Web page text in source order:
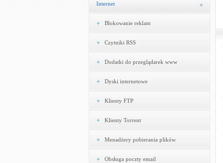
Internet
Blokowanie reklam
Czytniki RSS
Dodatki do przeglądarek www
Dyski internetowe
Klienty FTP
Klienty Torrent
Menadżery pobierania plików
Obsługa poczty email